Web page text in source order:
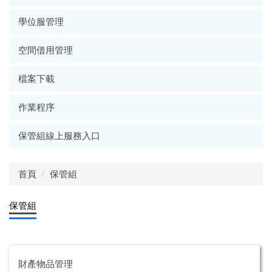
學位服管理
空間借用管理
檔案下載
作業程序
保管組線上服務入口
首頁 保管組
保管組
財產物品管理